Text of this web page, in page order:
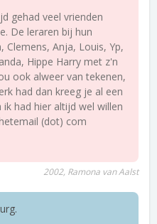
gehad veel vrienden
De leraren bij hun
Anja, Louis, Yp,
Hippe Harry met z'n
ook alweer van tekenen,
had dan kreeg je al een
had hier altijd wel willen
(dot) com
2002, Ramona van Aalst